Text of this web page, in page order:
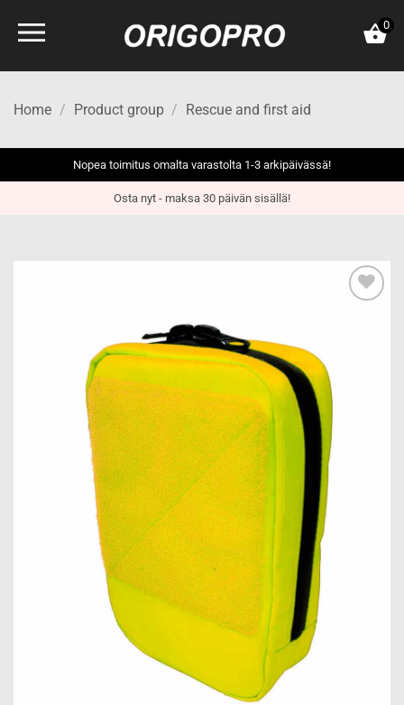
0
Home / Product group / Rescue and first aid
Nopea toimitus omalta varastolta 1-3 arkipäivässä!
Osta nyt - maksa 30 päivän sisällä!